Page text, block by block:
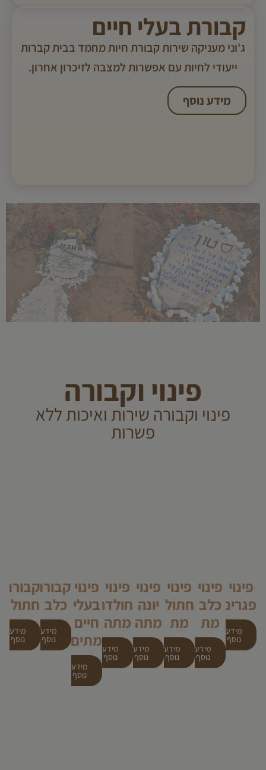
קבורת בעלי חיים
ג'וני מעניקה שירות קבורת חיות מחמד בבית קברות
ייעודי לחיות עם אפשרות למצבה לזיכרון אחרון.
מידע נוסף
פינוי וקבורה
פינוי וקבורה שירות ואיכות ללא
פשרות
פינוי
פגרים
מידע
נוסף
פינוי
כלב
מת
מידע
נוסף
פינוי
חתול
מת
מידע
נוסף
פינוי
יונה
מתה
מידע
נוסף
פינוי
חולדה
מתה
מידע
נוסף
פינוי
בעלי
חיים
מתים
מידע
נוסף
קבורת
כלב
מידע
נוסף
קבורת
חתול
מידע
נוסף